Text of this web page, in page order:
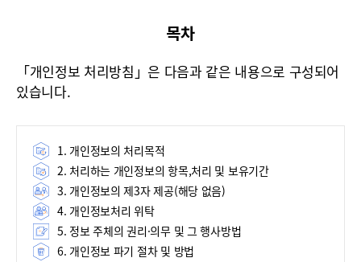
목차
「개인정보 처리방침」은 다음과 같은 내용으로 구성되어
있습니다.
1. 개인정보의 처리목적
2. 처리하는 개인정보의 항목,처리 및 보유기간
3. 개인정보의 제3자 제공(해당 없음)
4. 개인정보처리 위탁
5. 정보 주체의 권리·의무 및 그 행사방법
6. 개인정보 파기 절차 및 방법